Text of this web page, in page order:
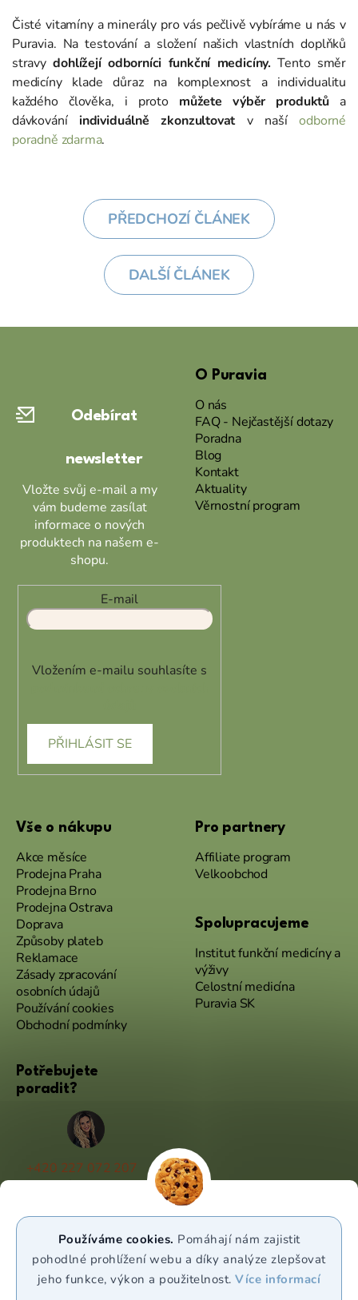
Používáme cookies. Pomáhají nám zajistit
pohodlné prohlížení webu a díky analýze zlepšovat
jeho funkce, výkon a použitelnost.Více informací
Čisté vitamíny a minerály pro vás pečlivě vybíráme u nás v
Puravia. Na testování a složení našich vlastních doplňků
stravydohlížejí odborníci funkční medicíny. Tento směr
medicíny klade důraz na komplexnost a individualitu
každého člověka, i protomůžete výběr produktůa
dávkováníindividuálně zkonzultovatv našíodborné
poradně zdarma.
PŘEDCHOZÍ ČLÁNEK
DALŠÍ ČLÁNEK
Odebírat
newsletter
Vložte svůj e-mail a my
vám budeme zasílat
informace o nových
produktech na našem e-
shopu.
E-mail
Vložením e-mailu souhlasíte s
PŘIHLÁSIT SE
O Puravia
O nás
FAQ - Nejčastější dotazy
Poradna
Blog
Kontakt
Aktuality
Věrnostní program
Vše o nákupu
Akce měsíce
Prodejna Praha
Prodejna Brno
Prodejna Ostrava
Doprava
Způsoby plateb
Reklamace
Zásady zpracování
osobních údajů
Používání cookies
Obchodní podmínky
Pro partnery
Affiliate program
Velkoobchod
Spolupracujeme
Institut funkční medicíny a
výživy
Celostní medicína
Puravia SK
Potřebujete
poradit?
+420 227 072 207
(Po - Pá 9:00 - 17:00)
WhatsApp